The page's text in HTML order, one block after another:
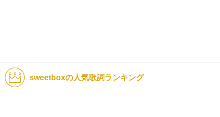
sweetboxの人気歌詞ランキング